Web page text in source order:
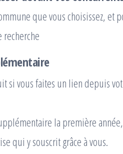
que vous choisissez, et
recherche
si vous faites un lien depuis
la première
qui y souscrit grâce à vous.